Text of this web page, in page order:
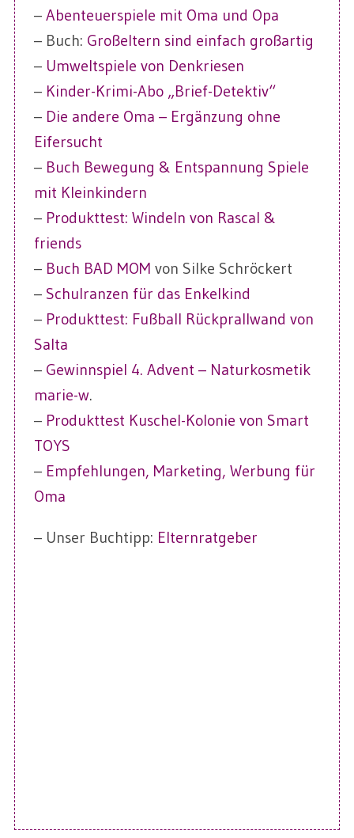
– Abenteuerspiele mit Oma und Opa
– Buch: Großeltern sind einfach großartig
– Umweltspiele von Denkriesen
– Kinder-Krimi-Abo „Brief-Detektiv“
– Die andere Oma – Ergänzung ohne
Eifersucht
– Buch Bewegung & Entspannung Spiele
mit Kleinkindern
– Produkttest: Windeln von Rascal &
friends
– Buch BAD MOM von Silke Schröckert
– Schulranzen für das Enkelkind
– Produkttest: Fußball Rückprallwand von
Salta
– Gewinnspiel 4. Advent – Naturkosmetik
marie-w.
– Produkttest Kuschel-Kolonie von Smart
TOYS
– Empfehlungen, Marketing, Werbung für
Oma
– Unser Buchtipp: Elternratgeber